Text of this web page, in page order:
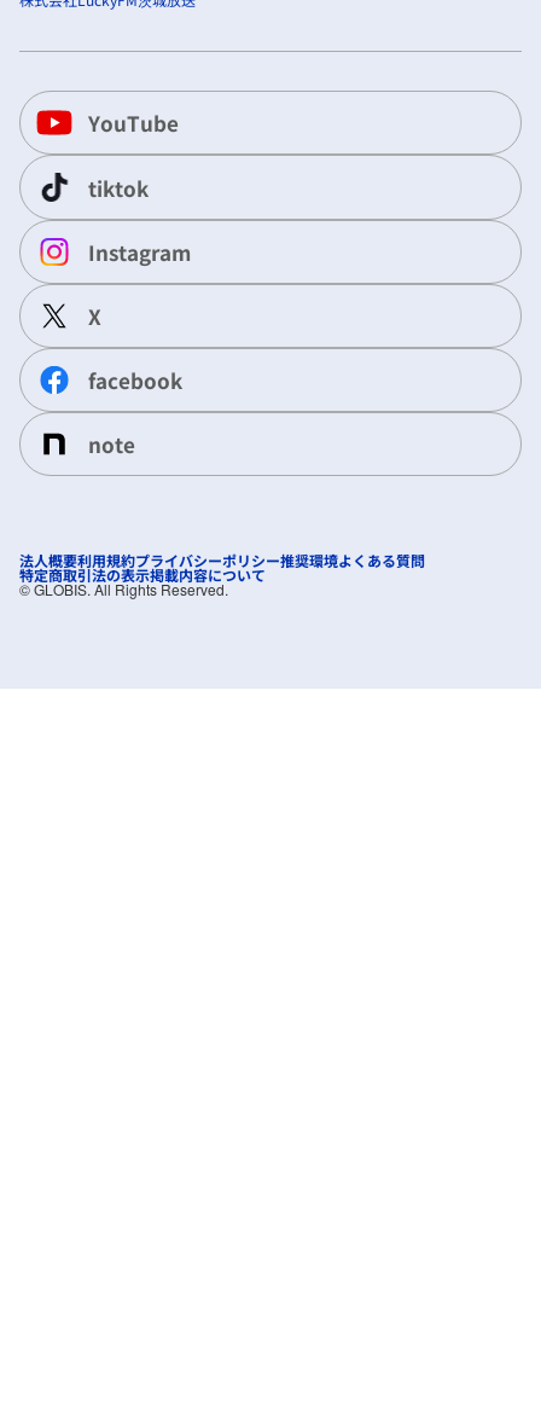
YouTube
tiktok
Instagram
X
facebook
note
法人概要利用規約プライバシーポリシー推奨環境よくある質問
特定商取引法の表示掲載内容について
©︎ GLOBIS. All Rights Reserved.